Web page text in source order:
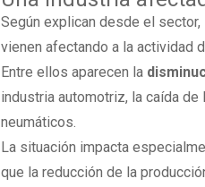
Según explican desde el
vienen afectando a la actividad
Entre ellos aparecen la
industria automotriz, la caída
neumáticos.
La situación impacta
que la reducción de la